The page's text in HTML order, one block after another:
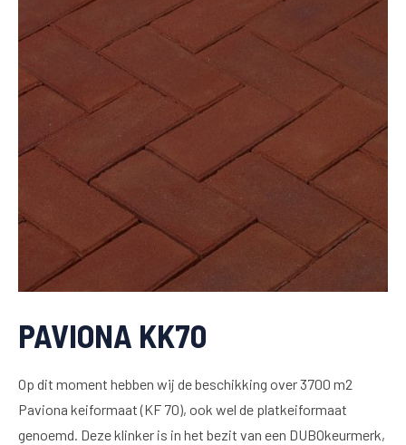
PAVIONA KK70
Op dit moment hebben wij de beschikking over 3700 m2
Paviona keiformaat (KF 70), ook wel de platkeiformaat
genoemd. Deze klinker is in het bezit van een DUBOkeurmerk,